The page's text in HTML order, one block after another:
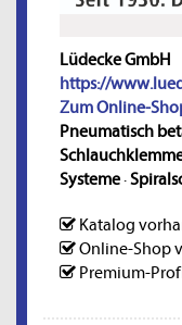
Lüdecke GmbH
https://
Zum Online-
Pneumatisch
Systeme·
Katalog
Online-Shop
Premium-